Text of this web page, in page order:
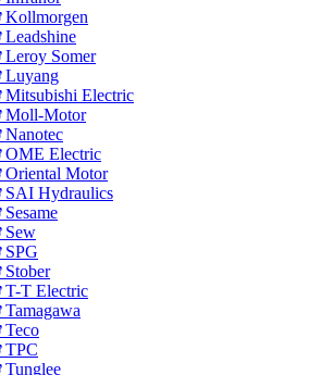
Somer
Luyang
Electric
Moll-Motor
OME Electric
Motor
SAI Hydraulics
Sew
T-T Electric
TPC